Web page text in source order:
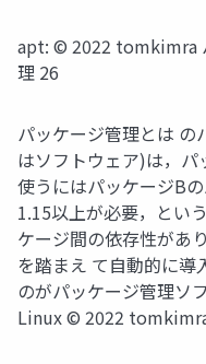
apt: ©︎ 2022 tomkimra
理 26
パッケージ管理とは の
はソフトウェア)は，パ
使うにはパッケージB
1.15以上が必要，とい
ケージ間の依存性があ
を踏まえ て自動的に導
のがパッケージ管理ソ
Linux ©︎ 2022